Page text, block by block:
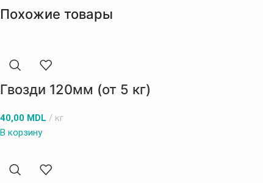
Похожие товары
Гвозди 120мм (от 5 кг)
40,00 MDL
кг
В корзину